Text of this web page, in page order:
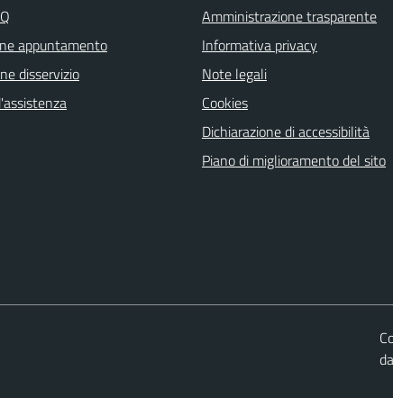
appuntamento
disservizio
Amministrazione trasparente
Informativa privacy
Note legali
Cookies
Dichiarazione di accessibilità
Piano di miglioramento del sito